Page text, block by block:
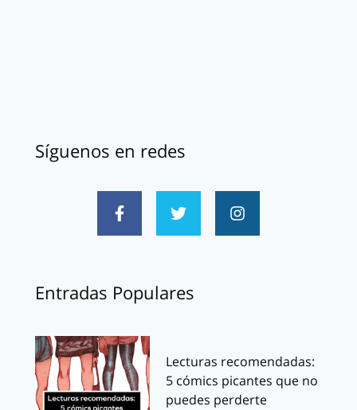
Síguenos en redes
Entradas Populares
Lecturas recomendadas:
5 cómics picantes que no
puedes perderte